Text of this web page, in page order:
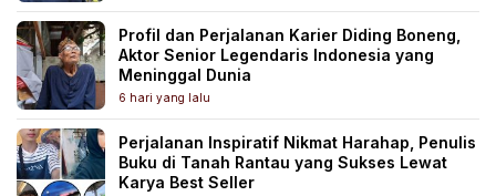
Profil dan Perjalanan Karier Diding Boneng,
Aktor Senior Legendaris Indonesia yang
Meninggal Dunia
6 hari yang lalu
Perjalanan Inspiratif Nikmat Harahap, Penulis
Buku di Tanah Rantau yang Sukses Lewat
Karya Best Seller